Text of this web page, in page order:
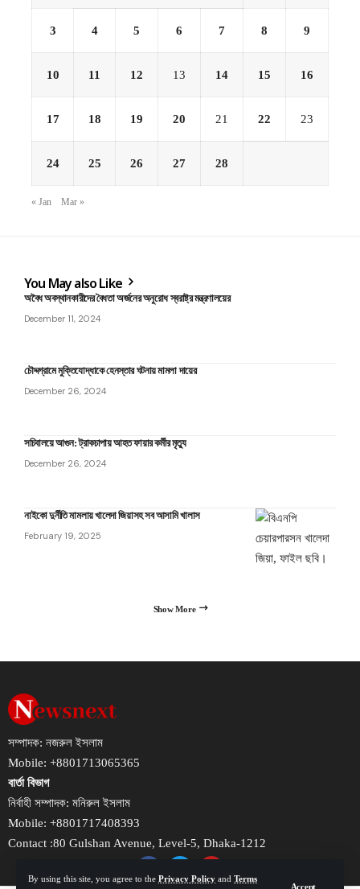
By using this site, you agree to the Privacy Policy and Terms
Accept
3 4 5 6 7 8 9
10 11 12 13 14 15 16
17 18 19 20 21 22 23
24 25 26 27 28
« Jan Mar »
You May also Like
অবৈধ অবস্থানকারীদের বৈধতা অর্জনের অনুরোধ স্বরাষ্ট্র মন্ত্রণালয়ের
December 11, 2024
চৌদ্দগ্রামে মুক্তিযোদ্ধাকে হেনস্তার ঘটনায় মামলা দায়ের
December 26, 2024
সচিবালয়ে আগুন: ট্রাকচাপায় আহত ফায়ার কর্মীর মৃত্যু
December 26, 2024
নাইকো দুর্নীতি মামলায় খালেদা জিয়াসহ সব আসামি খালাস
February 19, 2025
Show More
সম্পাদক: নজরুল ইসলাম
Mobile: +8801713065365
বার্তা বিভাগ
নির্বাহী সম্পাদক: মনিরুল ইসলাম
Mobile: +8801717408393
Contact :80 Gulshan Avenue, Level-5, Dhaka-1212